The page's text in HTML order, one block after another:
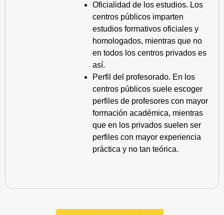
Oficialidad de los estudios. Los
centros públicos imparten
estudios formativos oficiales y
homologados, mientras que no
en todos los centros privados es
así.
Perfil del profesorado. En los
centros públicos suele escoger
perfiles de profesores con mayor
formación académica, mientras
que en los privados suelen ser
perfiles con mayor experiencia
práctica y no tan teórica.